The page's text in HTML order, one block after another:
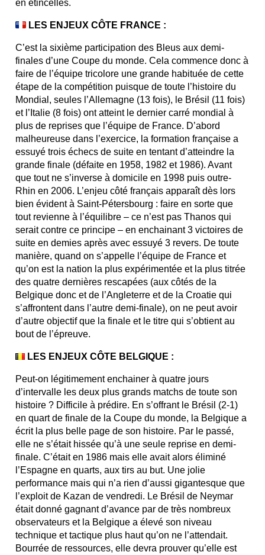
en étincelles.
LES ENJEUX CÔTE FRANCE :
C’est la sixième participation des Bleus aux demi-
finales d’une Coupe du monde. Cela commence donc à
faire de l’équipe tricolore une grande habituée de cette
étape de la compétition puisque de toute l’histoire du
Mondial, seules l’Allemagne (13 fois), le Brésil (11 fois)
et l’Italie (8 fois) ont atteint le dernier carré mondial à
plus de reprises que l’équipe de France. D’abord
malheureuse dans l’exercice, la formation française a
essuyé trois échecs de suite en tentant d’atteindre la
grande finale (défaite en 1958, 1982 et 1986). Avant
que tout ne s’inverse à domicile en 1998 puis outre-
Rhin en 2006. L’enjeu côté français apparaît dès lors
bien évident à Saint-Pétersbourg : faire en sorte que
tout revienne à l’équilibre – ce n’est pas Thanos qui
serait contre ce principe – en enchainant 3 victoires de
suite en demies après avec essuyé 3 revers. De toute
manière, quand on s’appelle l’équipe de France et
qu’on est la nation la plus expérimentée et la plus titrée
des quatre dernières rescapées (aux côtés de la
Belgique donc et de l’Angleterre et de la Croatie qui
s’affrontent dans l’autre demi-finale), on ne peut avoir
d’autre objectif que la finale et le titre qui s’obtient au
bout de l’épreuve.
LES ENJEUX CÔTE BELGIQUE :
Peut-on légitimement enchainer à quatre jours
d’intervalle les deux plus grands matchs de toute son
histoire ? Difficile à prédire. En s’offrant le Brésil (2-1)
en quart de finale de la Coupe du monde, la Belgique a
écrit la plus belle page de son histoire. Par le passé,
elle ne s’était hissée qu’à une seule reprise en demi-
finale. C’était en 1986 mais elle avait alors éliminé
l’Espagne en quarts, aux tirs au but. Une jolie
performance mais qui n’a rien d’aussi gigantesque que
l’exploit de Kazan de vendredi. Le Brésil de Neymar
était donné gagnant d’avance par de très nombreux
observateurs et la Belgique a élevé son niveau
technique et tactique plus haut qu’on ne l’attendait.
Bourrée de ressources, elle devra prouver qu’elle est